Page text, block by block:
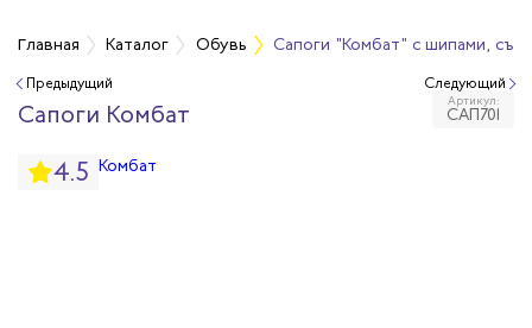
Главная Каталог Обувь Сапоги "Комбат" с шипами,
Предыдущий
Сапоги Комбат Артикул:
САП701
4.5
Следующий